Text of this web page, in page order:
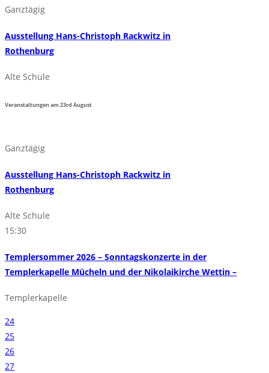
Ganztägig
Ausstellung Hans-Christoph Rackwitz in
Rothenburg
Alte Schule
Veranstaltungen am23rd August
Ganztägig
Ausstellung Hans-Christoph Rackwitz in
Rothenburg
Alte Schule
15:30
Templersommer 2026 – Sonntagskonzerte in der
Templerkapelle Mücheln und der Nikolaikirche Wettin –
Templerkapelle
24
25
26
27